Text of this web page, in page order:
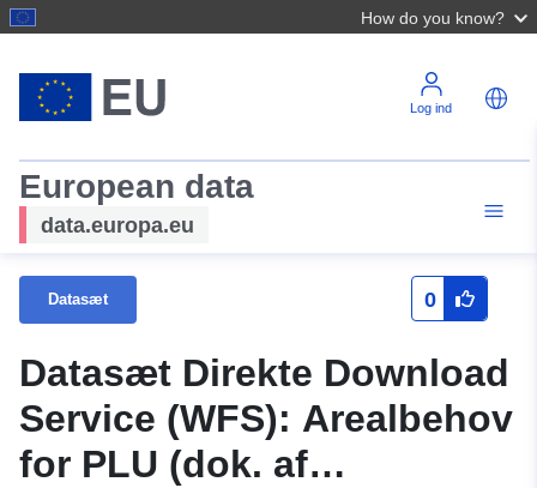
How do you know?
Log ind
European data
data.europa.eu
Datasæt 0
Datasæt Direkte Download
Service (WFS): Arealbehov
for PLU (dok. af